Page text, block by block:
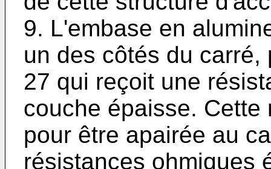
9. L'embase en
un des côtés du
27 qui reçoit une
couche épaisse.
pour être apairée au
résistances ohmiques